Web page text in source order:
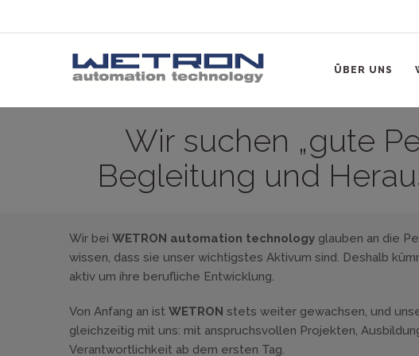
ÜBER UNS
Wir suchen „gute
Begleitung und
Wir bei WETRON automation technology glauben an die
wissen, dass sie unser wichtigstes Aktivum sind. Deshalb
aktiv um ihre berufliche Entwicklung.
Von Anfang an ist WETRON stets weiter gewachsen, und
gleichzeitig mit uns: mit anspruchsvollen Projekten,
Verantwortlichkeit ab dem ersten Tag.